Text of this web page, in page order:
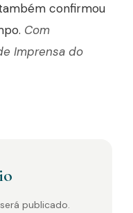
confirmou
Com
Imprensa do
publicado.